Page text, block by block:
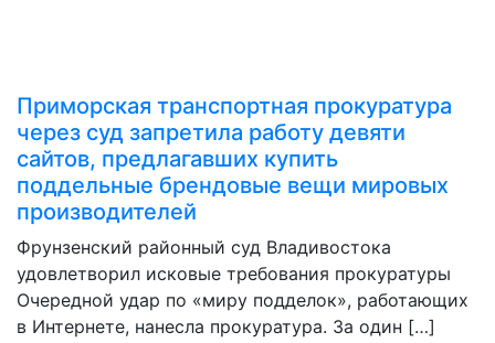
Приморская транспортная прокуратура
через суд запретила работу девяти
сайтов, предлагавших купить
поддельные брендовые вещи мировых
производителей
Фрунзенский районный суд Владивостока
удовлетворил исковые требования прокуратуры
Очередной удар по «миру подделок», работающих
в Интернете, нанесла прокуратура. За один […]